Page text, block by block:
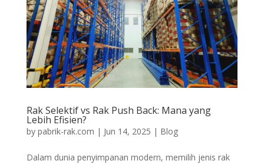
Rak Selektif vs Rak Push Back: Mana yang
Lebih Efisien?
by pabrik-rak.com | Jun 14, 2025 | Blog
Dalam dunia penyimpanan modern, memilih jenis rak